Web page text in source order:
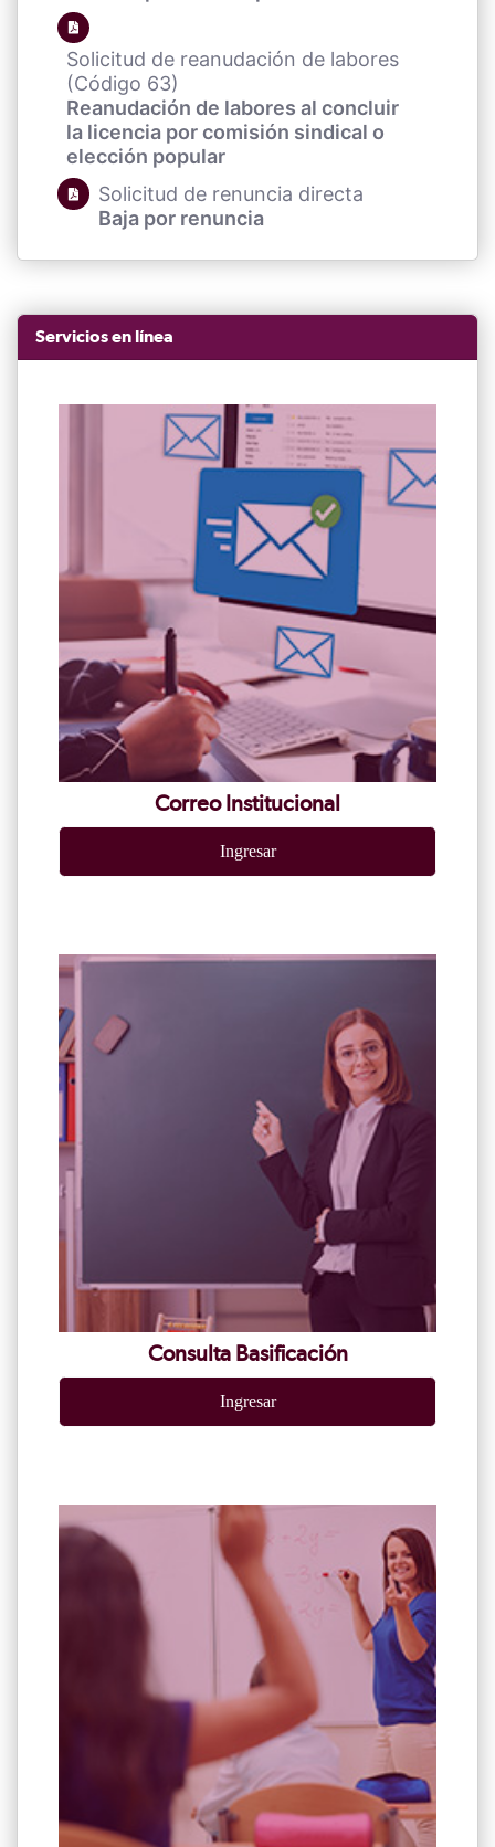
Solicitud de reanudación de labores
(Código 63)
Reanudación de labores al concluir
la licencia por comisión sindical o
elección popular
Solicitud de renuncia directa
Baja por renuncia
Servicios en línea
Correo Institucional
Ingresar
Consulta Basificación
Ingresar